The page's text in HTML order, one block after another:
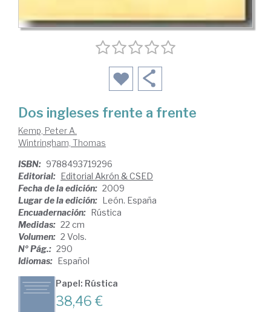
Dos ingleses frente a frente
Kemp, Peter A.
Wintringham, Thomas
ISBN: 9788493719296
Editorial: Editorial Akrón & CSED
Fecha de la edición: 2009
Lugar de la edición: León. España
Encuadernación: Rústica
Medidas: 22 cm
Volumen: 2 Vols.
Nº Pág.: 290
Idiomas: Español
Papel: Rústica
38,46 €